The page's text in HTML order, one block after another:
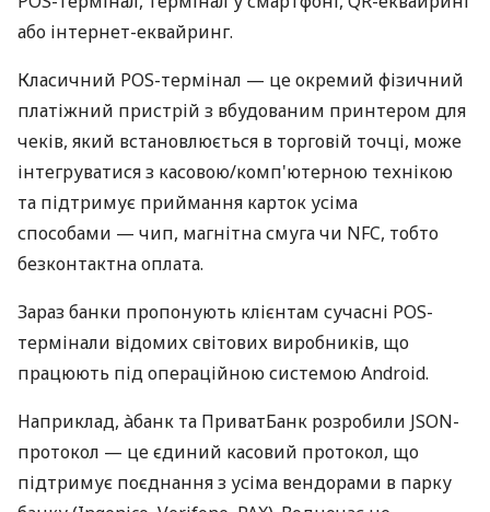
або інтернет-еквайринг.
Класичний POS-термінал — це окремий фізичний
платіжний пристрій з вбудованим принтером для
чеків, який встановлюється в торговій точці, може
інтегруватися з касовою/комп'ютерною технікою
та підтримує приймання карток усіма
способами — чип, магнітна смуга чи NFC, тобто
безконтактна оплата.
Зараз банки пропонують клієнтам сучасні POS-
термінали відомих світових виробників, що
працюють під операційною системою Android.
Наприклад, àбанк та ПриватБанк розробили JSON-
протокол — це єдиний касовий протокол, що
підтримує поєднання з усіма вендорами в парку